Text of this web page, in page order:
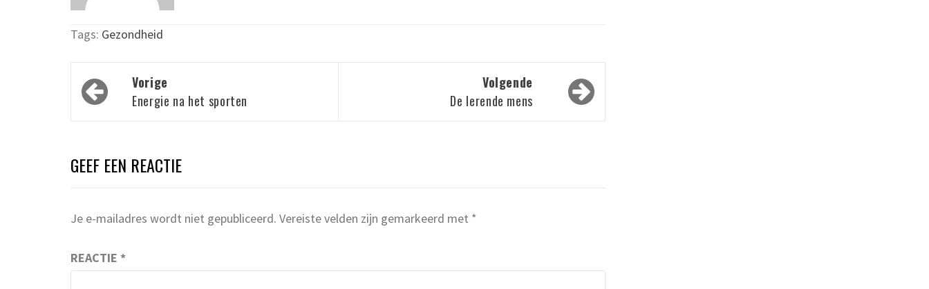
Tags: Gezondheid
Bericht
navigatie
Vorige
Energie na het sporten
Volgende
De lerende mens
GEEF EEN REACTIE
Je e-mailadres wordt niet gepubliceerd. Vereiste velden zijn gemarkeerd met *
REACTIE *